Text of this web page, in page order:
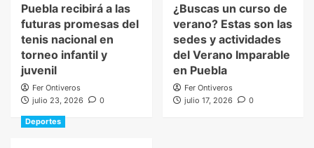
Puebla recibirá a las
futuras promesas del
tenis nacional en
torneo infantil y
juvenil
Fer Ontiveros
julio 23, 2026
0
¿Buscas un curso de
verano? Estas son las
sedes y actividades
del Verano Imparable
en Puebla
Fer Ontiveros
julio 17, 2026
0
Deportes